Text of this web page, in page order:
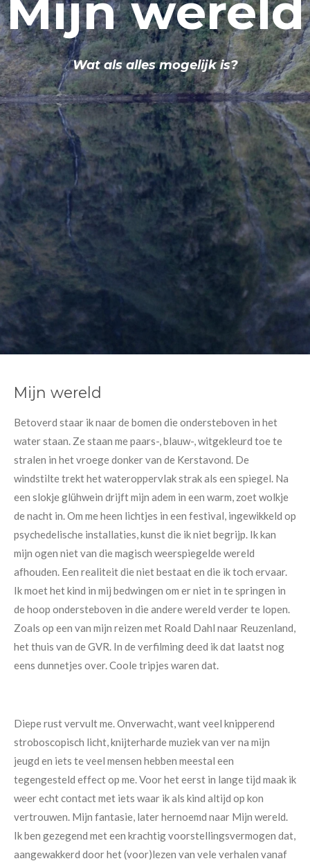
Mijn wereld
Wat als alles mogelijk is?
Mijn wereld
Betoverd staar ik naar de bomen die ondersteboven in het
water staan. Ze staan me paars-, blauw-, witgekleurd toe te
stralen in het vroege donker van de Kerstavond. De
windstilte trekt het wateroppervlak strak als een spiegel. Na
een slokje glühwein drijft mijn adem in een warm, zoet wolkje
de nacht in. Om me heen lichtjes in een festival, ingewikkeld op
psychedelische installaties, kunst die ik niet begrijp. Ik kan
mijn ogen niet van die magisch weerspiegelde wereld
afhouden. Een realiteit die niet bestaat en die ik toch ervaar.
Ik moet het kind in mij bedwingen om er niet in te springen in
de hoop ondersteboven in die andere wereld verder te lopen.
Zoals op een van mijn reizen met Roald Dahl naar Reuzenland,
het thuis van de GVR. In de verfilming deed ik dat laatst nog
eens dunnetjes over. Coole tripjes waren dat.
Diepe rust vervult me. Onverwacht, want veel knipperend
stroboscopisch licht, knijterharde muziek van ver na mijn
jeugd en iets te veel mensen hebben meestal een
tegengesteld effect op me. Voor het eerst in lange tijd maak ik
weer echt contact met iets waar ik als kind altijd op kon
vertrouwen. Mijn fantasie, later hernoemd naar Mijn wereld.
Ik ben gezegend met een krachtig voorstellingsvermogen dat,
aangewakkerd door het (voor)lezen van vele verhalen vanaf